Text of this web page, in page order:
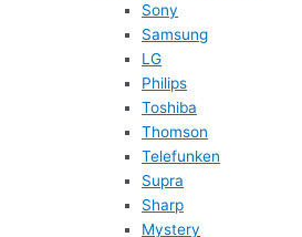
Sony
Samsung
LG
Philips
Toshiba
Thomson
Telefunken
Supra
Sharp
Mystery